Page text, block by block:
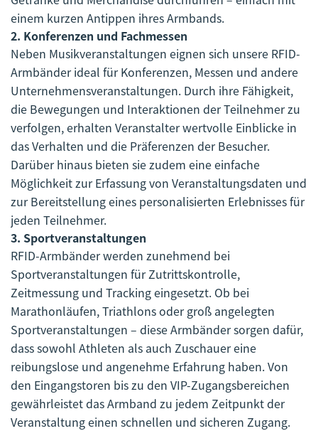
einem kurzen Antippen ihres Armbands.
2. Konferenzen und Fachmessen
Neben Musikveranstaltungen eignen sich unsere RFID-
Armbänder ideal für Konferenzen, Messen und andere
Unternehmensveranstaltungen. Durch ihre Fähigkeit,
die Bewegungen und Interaktionen der Teilnehmer zu
verfolgen, erhalten Veranstalter wertvolle Einblicke in
das Verhalten und die Präferenzen der Besucher.
Darüber hinaus bieten sie zudem eine einfache
Möglichkeit zur Erfassung von Veranstaltungsdaten und
zur Bereitstellung eines personalisierten Erlebnisses für
jeden Teilnehmer.
3. Sportveranstaltungen
RFID-Armbänder werden zunehmend bei
Sportveranstaltungen für Zutrittskontrolle,
Zeitmessung und Tracking eingesetzt. Ob bei
Marathonläufen, Triathlons oder groß angelegten
Sportveranstaltungen – diese Armbänder sorgen dafür,
dass sowohl Athleten als auch Zuschauer eine
reibungslose und angenehme Erfahrung haben. Von
den Eingangstoren bis zu den VIP-Zugangsbereichen
gewährleistet das Armband zu jedem Zeitpunkt der
Veranstaltung einen schnellen und sicheren Zugang.